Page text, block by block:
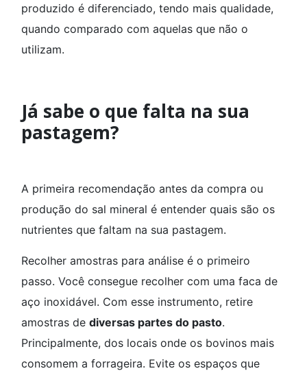
produzido é diferenciado, tendo mais qualidade,
quando comparado com aquelas que não o
utilizam.
Já sabe o que falta na sua
pastagem?
A primeira recomendação antes da compra ou
produção do sal mineral é entender quais são os
nutrientes que faltam na sua pastagem.
Recolher amostras para análise é o primeiro
passo. Você consegue recolher com uma faca de
aço inoxidável. Com esse instrumento, retire
amostras de diversas partes do pasto.
Principalmente, dos locais onde os bovinos mais
consomem a forrageira. Evite os espaços que